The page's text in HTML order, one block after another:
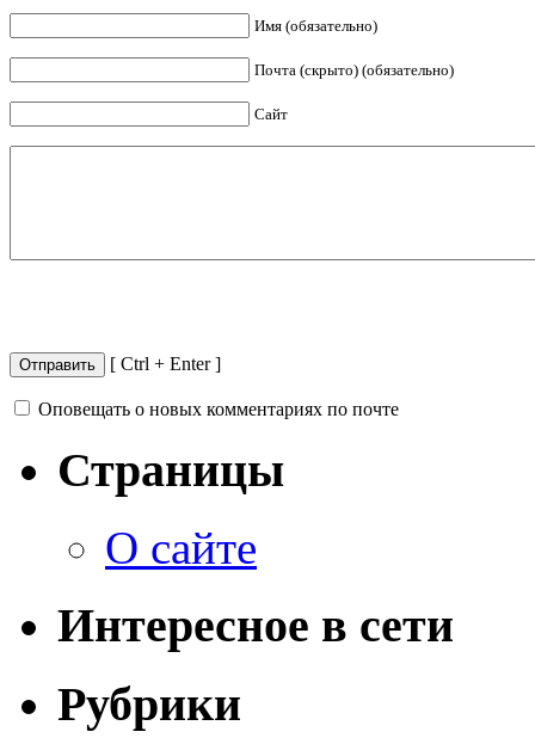
Имя (обязательно)
Почта (скрыто) (обязательно)
Сайт
[ Ctrl + Enter ]
Оповещать о новых комментариях по почте
Страницы
О сайте
Интересное в сети
Рубрики